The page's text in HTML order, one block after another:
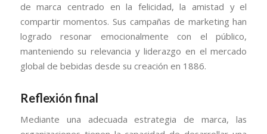
de marca centrado en la felicidad, la amistad y el
compartir momentos. Sus campañas de marketing han
logrado resonar emocionalmente con el público,
manteniendo su relevancia y liderazgo en el mercado
global de bebidas desde su creación en 1886.
Reflexión final
Mediante una adecuada estrategia de marca, las